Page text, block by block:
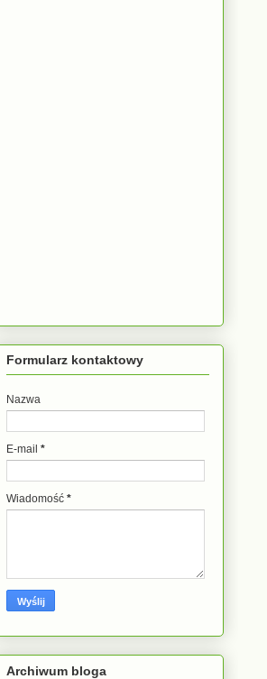
Formularz kontaktowy
Nazwa
E-mail *
Wiadomość *
Archiwum bloga